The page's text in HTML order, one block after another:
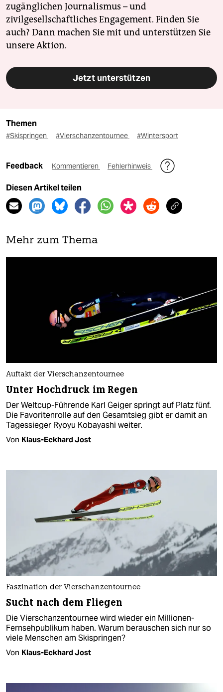
zugänglichen Journalismus – und
zivilgesellschaftliches Engagement. Finden Sie
auch? Dann machen Sie mit und unterstützen Sie
unsere Aktion.
Jetzt unterstützen
Themen
#Skispringen #Vierschanzentournee #Wintersport
Feedback Kommentieren Fehlerhinweis
Diesen Artikel teilen
Mehr zum Thema
Auftakt der Vierschanzentournee
Unter Hochdruck im Regen
Der Weltcup-Führende Karl Geiger springt auf Platz fünf.
Die Favoritenrolle auf den Gesamtsieg gibt er damit an
Tagessieger Ryoyu Kobayashi weiter.
Von Klaus-Eckhard Jost
Faszination der Vierschanzentournee
Sucht nach dem Fliegen
Die Vierschanzentournee wird wieder ein Millionen-
Fernsehpublikum haben. Warum berauschen sich nur so
viele Menschen am Skispringen?
Von Klaus-Eckhard Jost